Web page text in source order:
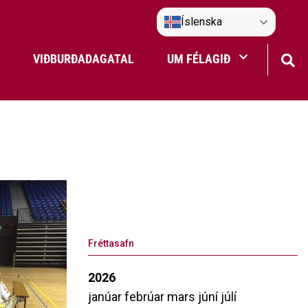
VIÐBURÐADAGATAL UM FÉLAGIÐ
Íslenska
Fréttasafn
2026
janúarfebrúar mars júní júlí